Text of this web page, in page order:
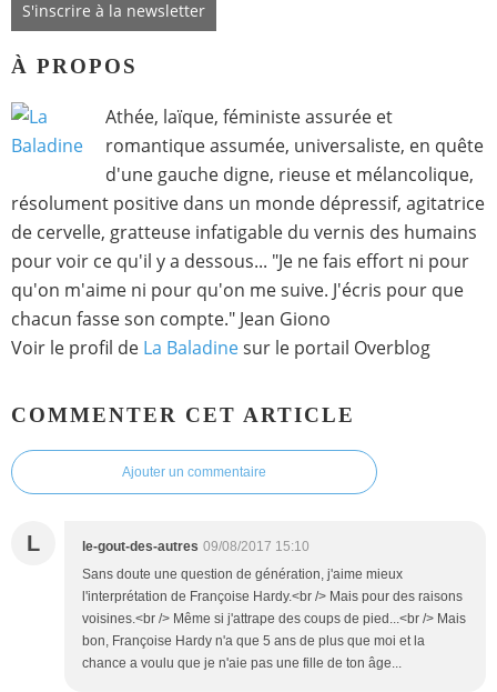
S'inscrire à la newsletter
À PROPOS
Athée, laïque, féministe assurée et
romantique assumée, universaliste, en quête
d'une gauche digne, rieuse et mélancolique,
résolument positive dans un monde dépressif, agitatrice
de cervelle, gratteuse infatigable du vernis des humains
pour voir ce qu'il y a dessous... "Je ne fais effort ni pour
qu'on m'aime ni pour qu'on me suive. J'écris pour que
chacun fasse son compte." Jean Giono
Voir le profil de La Baladinesur le portail Overblog
COMMENTER CET ARTICLE
Ajouter un commentaire
L le-gout-des-autres 09/08/2017 15:10
Sans doute une question de génération, j'aime mieux
l'interprétation de Françoise Hardy.<br /> Mais pour des raisons
voisines.<br /> Même si j'attrape des coups de pied...<br /> Mais
bon, Françoise Hardy n'a que 5 ans de plus que moi et la
chance a voulu que je n'aie pas une fille de ton âge...